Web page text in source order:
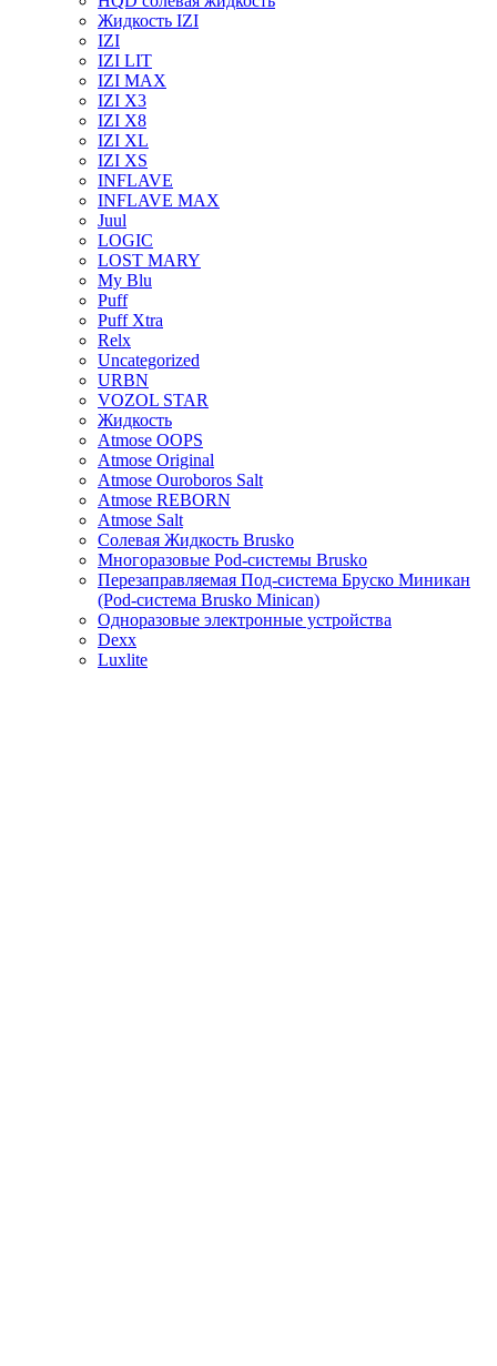
Жидкость IZI
IZI
IZI LIT
IZI MAX
IZI X3
IZI X8
IZI XL
IZI XS
INFLAVE
INFLAVE MAX
Juul
LOGIC
LOST MARY
My Blu
Puff
Puff Xtra
Relx
Uncategorized
URBN
VOZOL STAR
Жидкость
Atmose OOPS
Atmose Original
Atmose Ouroboros Salt
Atmose REBORN
Atmose Salt
Солевая Жидкость Brusko
Многоразовые Pod-системы Brusko
Перезаправляемая Под-система Бруско Миникан
(Pod-система Brusko Minican)
Одноразовые электронные устройства
Dexx
Luxlite